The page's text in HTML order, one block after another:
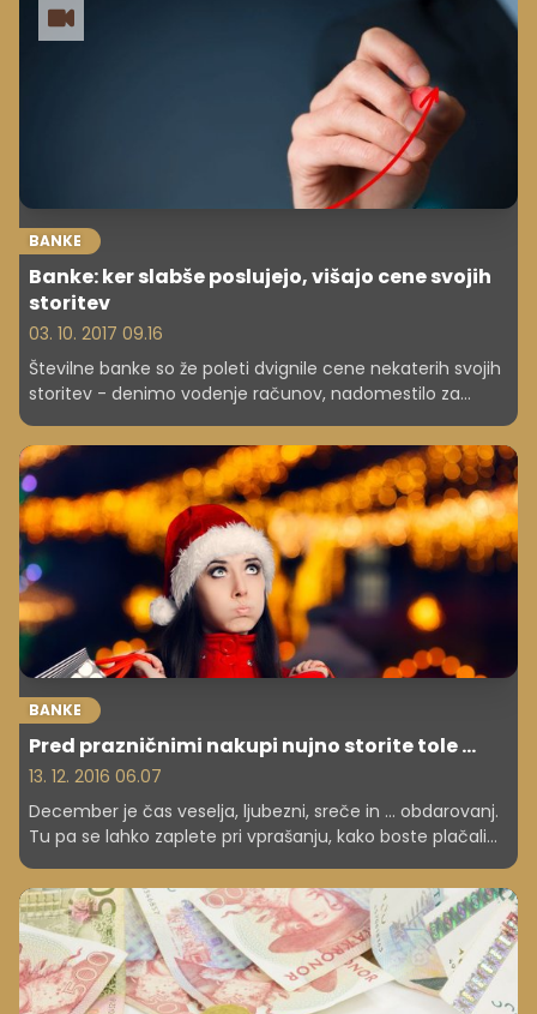
BANKE
Banke: ker slabše poslujejo, višajo cene svojih
storitev
03. 10. 2017 09.16
Številne banke so že poleti dvignile cene nekaterih svojih
storitev - denimo vodenje računov, nadomestilo za
plačilo položnice in nadomestilo za dvig gotovine na
bankomatu druge banke. Letos je tako 15 bank in
hranilnic že dvignilo cene skupaj 30 storitvam, čakajo pa
nas še nove podražitve. Banke sicer višanje stroškov
opravičujejo s slabšim poslovanjem.
BANKE
Pred prazničnimi nakupi nujno storite tole ...
13. 12. 2016 06.07
December je čas veselja, ljubezni, sreče in ... obdarovanj.
Tu pa se lahko zaplete pri vprašanju, kako boste plačali
za vsa darila. A ne skrbite, saj imate lahko zdaj vedno do
15.000 evrov kredita v žepu!